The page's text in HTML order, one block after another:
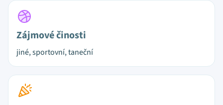
Zájmové činosti
jiné, sportovní, taneční